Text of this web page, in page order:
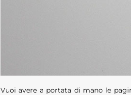
Vuoi avere a portata di mano le